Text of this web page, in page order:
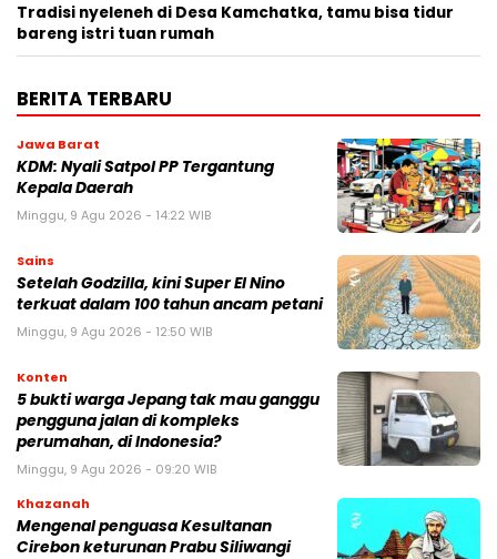
Tradisi nyeleneh di Desa Kamchatka, tamu bisa tidur
bareng istri tuan rumah
BERITA TERBARU
Jawa Barat
KDM: Nyali Satpol PP Tergantung
Kepala Daerah
Minggu, 9 Agu 2026 - 14:22 WIB
Sains
Setelah Godzilla, kini Super El Nino
terkuat dalam 100 tahun ancam petani
Minggu, 9 Agu 2026 - 12:50 WIB
Konten
5 bukti warga Jepang tak mau ganggu
pengguna jalan di kompleks
perumahan, di Indonesia?
Minggu, 9 Agu 2026 - 09:20 WIB
Khazanah
Mengenal penguasa Kesultanan
Cirebon keturunan Prabu Siliwangi